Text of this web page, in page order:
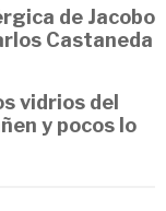
de Jacobo
Castaneda
vidrios del
y pocos lo